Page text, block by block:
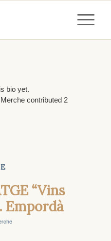
bio yet.
Merchecontributed 2
“Vins
Empordà